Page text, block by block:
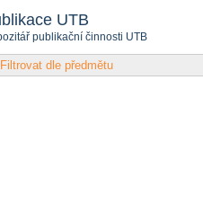
UTB
publikační činnosti UTB
Filtrovat dle předmětu